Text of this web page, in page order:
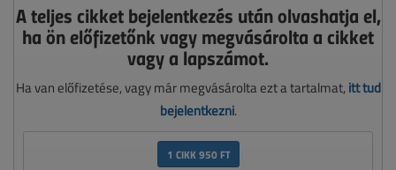
A teljes cikket bejelentkezés után olvashatja el,
ha ön előfizetőnk vagy megvásárolta a cikket
vagy a lapszámot.
Ha van előfizetése, vagy már megvásárolta ezt a tartalmat, itt tud
bejelentkezni.
1 CIKK 950 FT